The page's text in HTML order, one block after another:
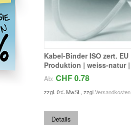
Kabel-Binder ISO zert. EU
Produktion | weiss-natur |
Ab: CHF 0.78
zzgl. 0% MwSt., zzgl.Versandkosten
Details